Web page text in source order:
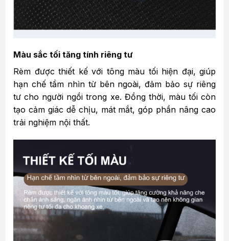
Màu sắc tối tăng tính riêng tư
Rèm được thiết kế với tông màu tối hiện đại, giúp
hạn chế tầm nhìn từ bên ngoài, đảm bảo sự riêng
tư cho người ngồi trong xe. Đồng thời, màu tối còn
tạo cảm giác dễ chịu, mát mắt, góp phần nâng cao
trải nghiệm nội thất.